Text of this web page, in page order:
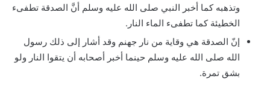
وتذهبه كما أخبر النبي صلى الله عليه وسلم أنَّ الصدقة تطفىء
الخطيئة كما تطفىء الماء النار.
إنّ الصدقة هي وقاية من نار جهنم وقد أشار إلى ذلك رسول
الله صلى الله عليه وسلم حينما أخبر أصحابه أن يتقوا النار ولو
بشق تمرة.